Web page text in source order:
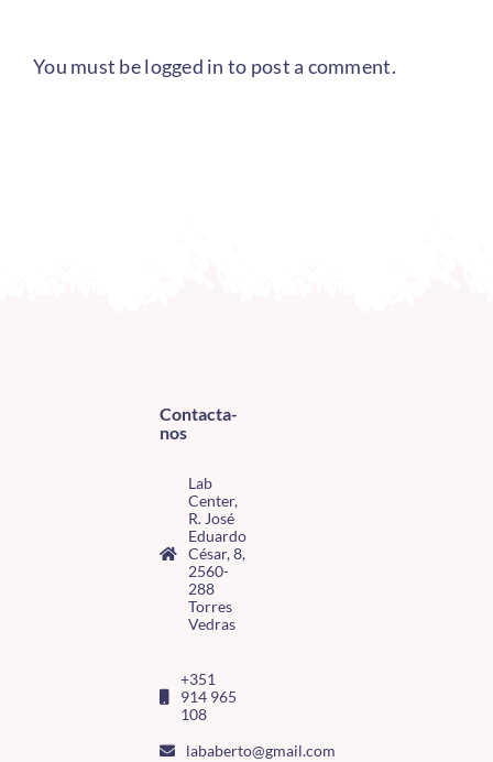
You must belogged in to post a comment.
Contacta-
nos
Lab
Center,
R. José
Eduardo
César, 8,
2560-
288
Torres
Vedras
+351
914 965
108
lababerto@gmail.com